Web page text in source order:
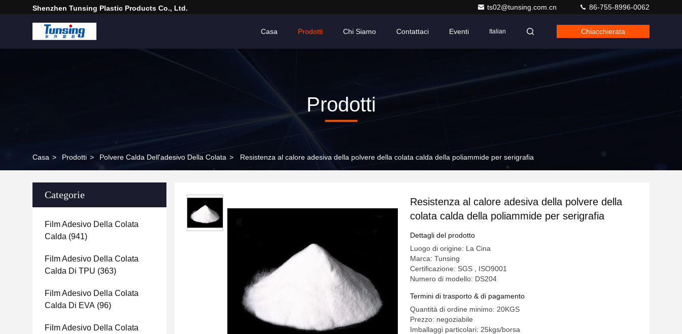
Shenzhen Tunsing Plastic Products Co., Ltd. ts02@tunsing.com.cn 86-755-8996-0062
Casa Prodotti Chi Siamo Contattaci Eventi Italian Chiacchierata
Prodotti
Casa > Prodotti > Polvere Calda Dell'adesivo Della Colata > Resistenza al calore adesiva della polvere della colata calda della poliammide per serigrafia
Categorie
Film Adesivo Della Colata
Calda (941)
Film Adesivo Della Colata
Calda Di TPU (363)
Film Adesivo Della Colata
Calda Di EVA (96)
Film Adesivo Della Colata
Resistenza al calore adesiva della polvere della
colata calda della poliammide per serigrafia
Dettagli del prodotto
Luogo di origine: La Cina
Marca: Tunsing
Certificazione: SGS , ISO9001
Numero di modello: DS204
Termini di trasporto & di pagamento
Quantità di ordine minimo: 20KGS
Prezzo: negoziabile
Imballaggi particolari: 25kgs/borsa